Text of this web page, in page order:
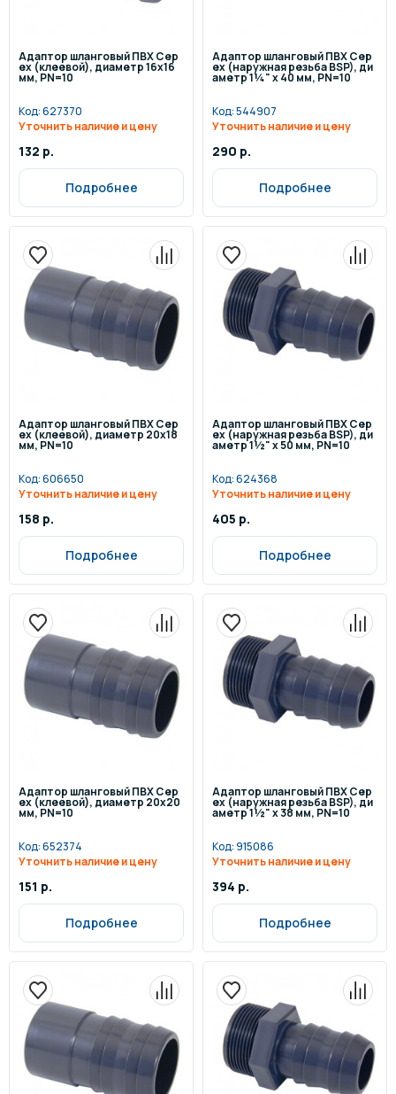
Адаптор шланговый ПВХ Cep
ex (клеевой), диаметр 16x16
мм, PN=10
Код:627370
Уточнить наличие и цену
132 р.
Подробнее
Адаптор шланговый ПВХ Cep
ex (наружная резьба BSP), ди
аметр 1¼" x 40 мм, PN=10
Код:544907
Уточнить наличие и цену
290 р.
Подробнее
Адаптор шланговый ПВХ Cep
ex (клеевой), диаметр 20x18
мм, PN=10
Код:606650
Уточнить наличие и цену
158 р.
Подробнее
Адаптор шланговый ПВХ Cep
ex (наружная резьба BSP), ди
аметр 1½" x 50 мм, PN=10
Код:624368
Уточнить наличие и цену
405 р.
Подробнее
Адаптор шланговый ПВХ Cep
ex (клеевой), диаметр 20x20
мм, PN=10
Код:652374
Уточнить наличие и цену
151 р.
Подробнее
Адаптор шланговый ПВХ Cep
ex (наружная резьба BSP), ди
аметр 1½" x 38 мм, PN=10
Код:915086
Уточнить наличие и цену
394 р.
Подробнее